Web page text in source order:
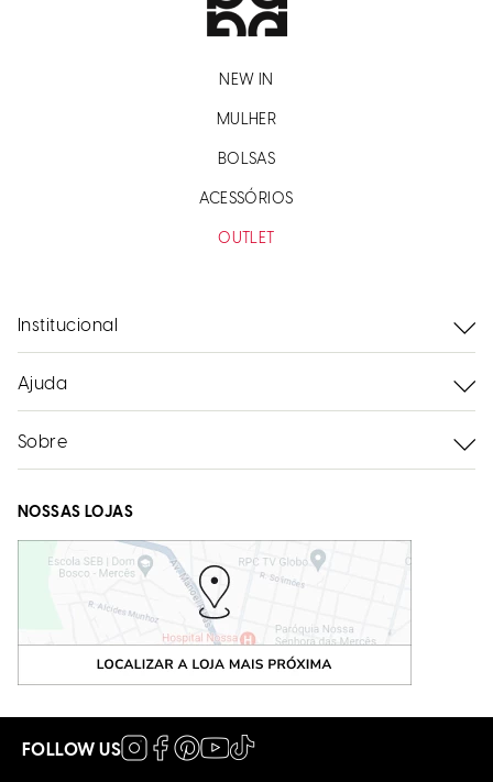
NEW IN
MULHER
BOLSAS
ACESSÓRIOS
OUTLET
Institucional
Ajuda
Sobre
NOSSAS LOJAS
FOLLOW US